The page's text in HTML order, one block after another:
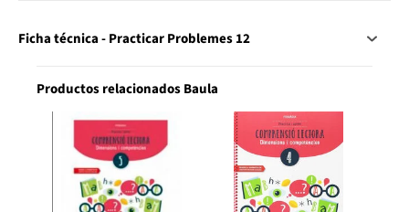
Ficha técnica - Practicar Problemes 12
Productos relacionados Baula